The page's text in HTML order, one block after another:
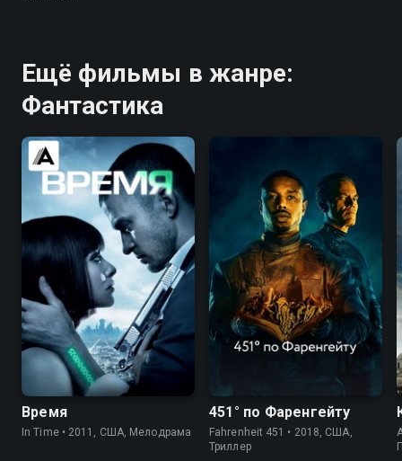
Ещё фильмы в жанре:
Фантастика
7.3 6.7
Время
In Time • 2011, США, Мелодрама
451° по Фаренгейту
Fahrenheit 451 • 2018, США,
Триллер